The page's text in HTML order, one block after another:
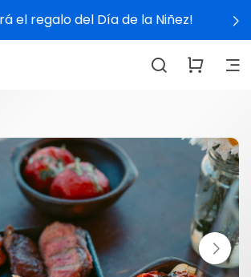
el regalo del Día de la Niñez!